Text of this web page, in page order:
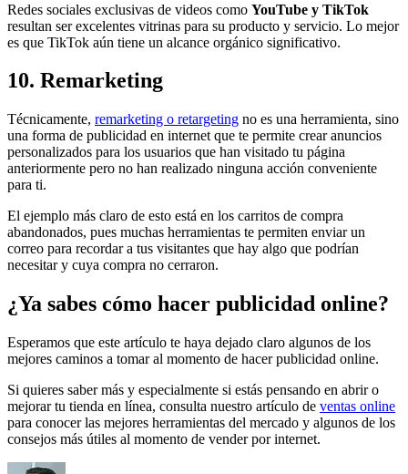
Redes sociales exclusivas de videos como YouTube y TikTok
resultan ser excelentes vitrinas para su producto y servicio. Lo mejor
es que TikTok aún tiene un alcance orgánico significativo.
10. Remarketing
Técnicamente, remarketing o retargeting no es una herramienta, sino
una forma de publicidad en internet que te permite crear anuncios
personalizados para los usuarios que han visitado tu página
anteriormente pero no han realizado ninguna acción conveniente
para ti.
El ejemplo más claro de esto está en los carritos de compra
abandonados, pues muchas herramientas te permiten enviar un
correo para recordar a tus visitantes que hay algo que podrían
necesitar y cuya compra no cerraron.
¿Ya sabes cómo hacer publicidad online?
Esperamos que este artículo te haya dejado claro algunos de los
mejores caminos a tomar al momento de hacer publicidad online.
Si quieres saber más y especialmente si estás pensando en abrir o
mejorar tu tienda en línea, consulta nuestro artículo de ventas online
para conocer las mejores herramientas del mercado y algunos de los
consejos más útiles al momento de vender por internet.